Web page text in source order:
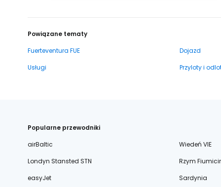
Powiązane tematy
Fuerteventura FUE
Dojazd
Usługi
Przyloty i
Popularne przewodniki
airBaltic
Wiedeń VIE
Londyn Stansted STN
Rzym
easyJet
Sardynia